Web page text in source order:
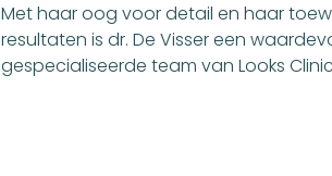
Met haar oog voor detail en haar
resultaten is dr. De Visser een
gespecialiseerde team van Looks